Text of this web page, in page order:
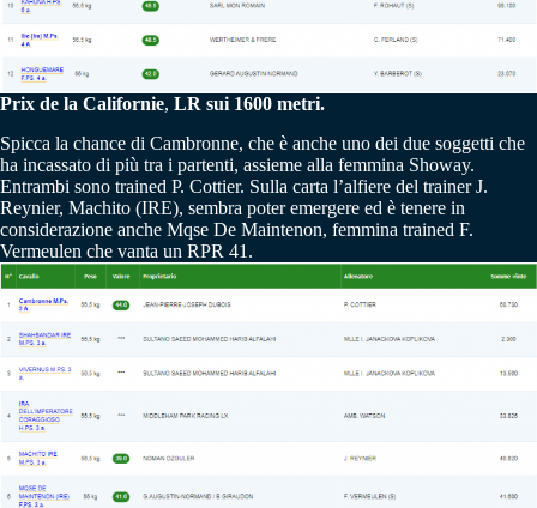
Prix de la Californie, LR sui 1600 metri.
Spicca la chance di Cambronne, che è anche uno dei due soggetti che
ha incassato di più tra i partenti, assieme alla femmina Showay.
Entrambi sono trained P. Cottier. Sulla carta l’alfiere del trainer J.
Reynier, Machito (IRE), sembra poter emergere ed è tenere in
considerazione anche Mqse De Maintenon, femmina trained F.
Vermeulen che vanta un RPR 41.